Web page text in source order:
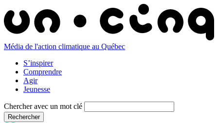
Média de l'action climatique au Québec
S’inspirer
Comprendre
Agir
Jeunesse
Chercher avec un mot clé
Rechercher